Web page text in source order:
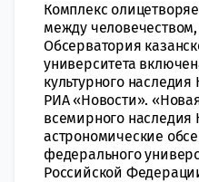
Комплекс
между человечеством,
Обсерватория
университета
культурного
РИА «Новости».
всемирного
астрономические
федерального
Российской